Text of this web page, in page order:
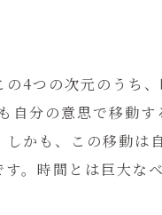
4つの次元のうち
自分の意思で移動
かも、この移動は
。時間とは巨大な